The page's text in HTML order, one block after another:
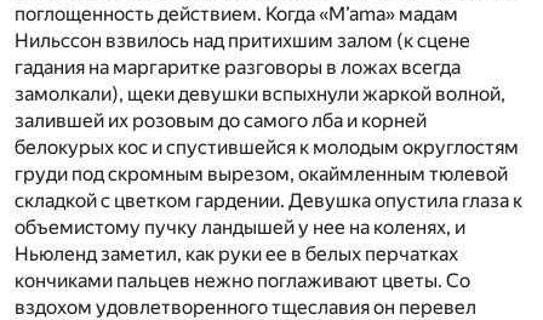
поглощенность действием. Когда «M’ama» мадам
Нильссон взвилось над притихшим залом (к сцене
гадания на маргаритке разговоры в ложах всегда
замолкали), щеки девушки вспыхнули жаркой волной,
залившей их розовым до самого лба и корней
белокурых кос и спустившейся к молодым округлостям
груди под скромным вырезом, окаймленным тюлевой
складкой с цветком гардении. Девушка опустила глаза к
объемистому пучку ландышей у нее на коленях, и
Ньюленд заметил, как руки ее в белых перчатках
кончиками пальцев нежно поглаживают цветы. Со
вздохом удовлетворенного тщеславия он перевел